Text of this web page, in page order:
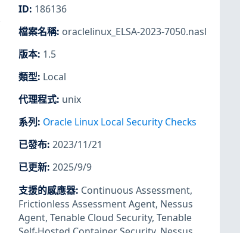
ID: 186136
檔案名稱: oraclelinux_ELSA-2023-7050.nasl
版本: 1.5
類型: Local
代理程式: unix
系列 : Oracle Linux Local Security Checks
已發布: 2023/11/21
已更新: 2025/9/9
支援的感應器: Continuous Assessment,
Frictionless Assessment Agent, Nessus
Agent, Tenable Cloud Security, Tenable